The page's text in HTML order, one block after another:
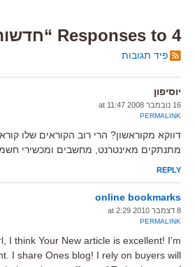
4 Responses to “חדשות החדשות”
פיד תגובות
יוסיפון
16 נובמבר 2008 at 11:47
PERMALINK
דווקא מקוראשון? הרי רוב הקוראים שלו
מתנתקים מאינטרנט, מחשבים ומכשירי
REPLY
online bookmarks
8 דצמבר 2010 at 2:29
PERMALINK
I think Your New article is excellent! I'm
I share Ones blog! I rely on buyers will